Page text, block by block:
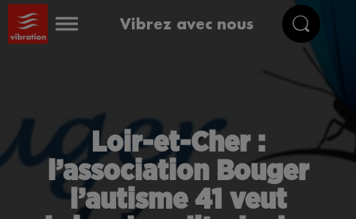
Vibrez avec nous
Loir-et-Cher :
l’association Bouger
l’autisme 41 veut